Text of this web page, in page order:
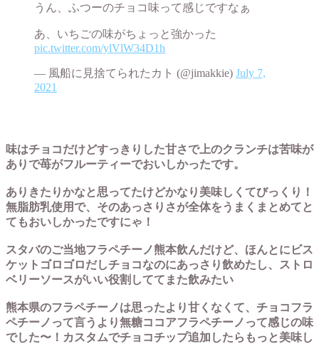
うん、ふつーのチョコ味って感じですなぁ
あ、いちごの味がちょっと強かった
pic.twitter.com/ylVlW34D1h
— 風船に見捨てられたカト (@jimakkie) July 7,
2021
味はチョコだけどすっきりした甘さで上のクランチは苦味が
ありで苺がフルーティーでおいしかったです。
ありきたりかなと思ってたけどかなり美味しくてびっくり！
無脂肪乳使用で、そのあっさりさが全体をうまくまとめてと
てもおいしかったですにゃ！
スタバのご当地フラペチーノ熊本飲んだけど、ほんとにビス
ケットゴロゴロだしチョコなのにあっさり飲めたし、ストロ
ベリーソースがいい役割しててまた飲みたい
熊本県のフラペチーノは思ったより甘くなくて、チョコフラ
ペチーノって言うより無糖ココアフラペチーノって感じの味
でした〜！カスタムでチョコチップ追加したらもっと美味し